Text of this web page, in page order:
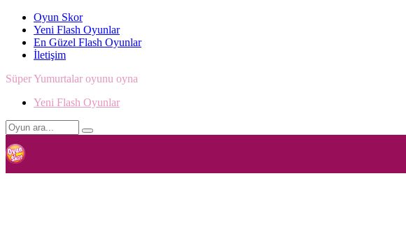
Oyun Skor
Yeni Flash Oyunlar
En Güzel Flash Oyunlar
İletişim
Süper Yumurtalar oyunu oyna
Yeni Flash Oyunlar